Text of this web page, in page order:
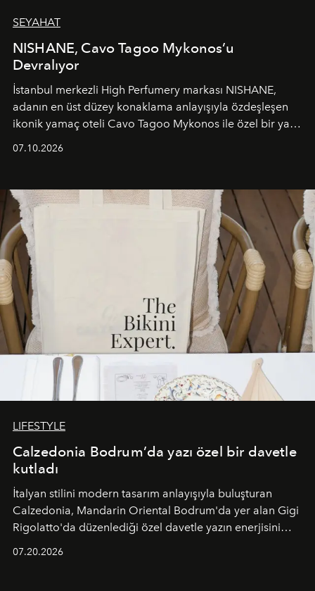
SEYAHAT
NISHANE, Cavo Tagoo Mykonos’u
Devralıyor
İstanbul merkezli High Perfumery markası NISHANE,
adanın en üst düzey konaklama anlayışıyla özdeşleşen
ikonik yamaç oteli Cavo Tagoo Mykonos ile özel bir yaz
buluşturarak markanın Cavo Tagoo’daki varlığını
sürükleyici ve mevsime özel bir deneyime dönüştürüyor.
07.10.2026
LIFESTYLE
Calzedonia Bodrum’da yazı özel bir davetle
kutladı
İtalyan stilini modern tasarım anlayışıyla buluşturan
Calzedonia, Mandarin Oriental Bodrum'da yer alan Gigi
Rigolatto'da düzenlediği özel davetle yazın enerjisini
07.20.2026